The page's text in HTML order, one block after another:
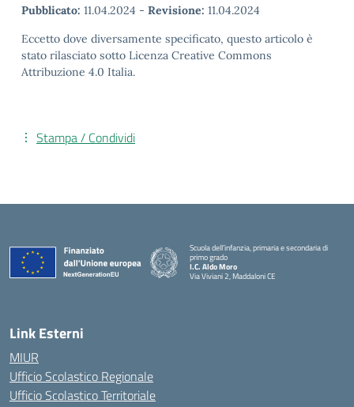
Pubblicato: 11.04.2024 - Revisione: 11.04.2024
Eccetto dove diversamente specificato, questo articolo è
stato rilasciato sotto Licenza Creative Commons
Attribuzione 4.0 Italia.
Stampa / Condividi
Scuola dell’infanzia, primaria e secondaria di
primo grado
I.C. Aldo Moro
Via Viviani 2, Maddaloni CE
Link Esterni
MIUR
Ufficio Scolastico Regionale
Ufficio Scolastico Territoriale